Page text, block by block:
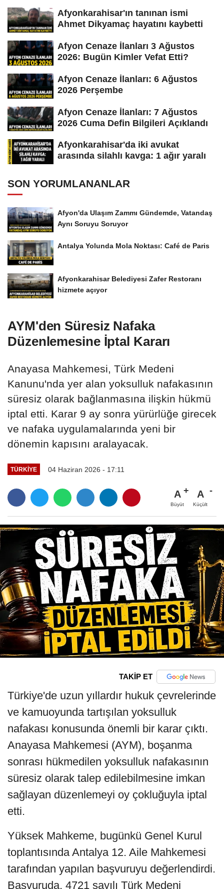
Afyonkarahisar'ın tanınan ismi
Ahmet Dikyamaç hayatını kaybetti
Afyon Cenaze İlanları 3 Ağustos
2026: Bugün Kimler Vefat Etti?
Afyon Cenaze İlanları: 6 Ağustos
2026 Perşembe
Afyon Cenaze İlanları: 7 Ağustos
2026 Cuma Defin Bilgileri Açıklandı
Afyonkarahisar'da iki avukat
arasında silahlı kavga: 1 ağır yaralı
SON YORUMLANANLAR
Afyon'da Ulaşım Zammı Gündemde, Vatandaş
Aynı Soruyu Soruyor
Antalya Yolunda Mola Noktası: Café de Paris
Afyonkarahisar Belediyesi Zafer Restoranı
hizmete açıyor
AYM'den Süresiz Nafaka
Düzenlemesine İptal Kararı
Anayasa Mahkemesi, Türk Medeni
Kanunu'nda yer alan yoksulluk nafakasının
süresiz olarak bağlanmasına ilişkin hükmü
iptal etti. Karar 9 ay sonra yürürlüğe girecek
ve nafaka uygulamalarında yeni bir
dönemin kapısını aralayacak.
TÜRKIYE 04 Haziran 2026 - 17:11
A
Büyüt
A
Küçült
TAKİP ET
Türkiye'de uzun yıllardır hukuk çevrelerinde
ve kamuoyunda tartışılan yoksulluk
nafakası konusunda önemli bir karar çıktı.
Anayasa Mahkemesi (AYM), boşanma
sonrası hükmedilen yoksulluk nafakasının
süresiz olarak talep edilebilmesine imkan
sağlayan düzenlemeyi oy çokluğuyla iptal
etti.
Yüksek Mahkeme, bugünkü Genel Kurul
toplantısında Antalya 12. Aile Mahkemesi
tarafından yapılan başvuruyu değerlendirdi.
Başvuruda, 4721 sayılı Türk Medeni